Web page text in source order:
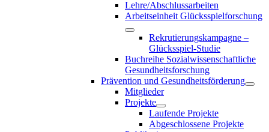
Lehre/Abschlussarbeiten
Arbeitseinheit Glücksspielforschung
Rekrutierungskampagne –
Glücksspiel-Studie
Buchreihe Sozialwissenschaftliche
Gesundheitsforschung
Prävention und Gesundheitsförderung
Mitglieder
Projekte
Laufende Projekte
Abgeschlossene Projekte